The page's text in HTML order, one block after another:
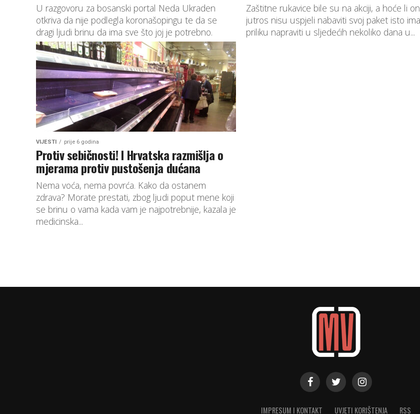
U razgovoru za bosanski portal Neda Ukraden
otkriva da nije podlegla koronašopingu te da se
dragi ljudi brinu da ima sve što joj je potrebno.
Zaštitne rukavice bile su na akciji, a hoće li
jutros nisu uspjeli nabaviti svoj paket isto
priliku napraviti u sljedećih nekoliko dana u...
VIJESTI prije 6 godina
Protiv sebičnosti! I Hrvatska razmišlja o
mjerama protiv pustošenja dućana
Nema voća, nema povrća. Kako da ostanem
zdrava? Morate prestati, zbog ljudi poput mene koji
se brinu o vama kada vam je najpotrebnije, kazala je
medicinska...
IMPRESUM I KONTAKT UVJETI KORIŠTENJA RSS